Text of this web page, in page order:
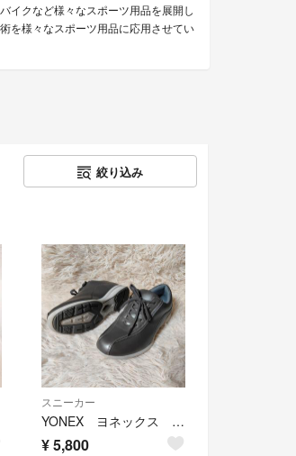
イクなど様々なスポーツ用品を展開し
を様々なスポーツ用品に応用させてい
絞り込み
スニーカー
YONEX ヨネックス パワークッション レディース ウォーキングシューズ 22.5cm 3.5E サイドジップ シルバー
¥5,800